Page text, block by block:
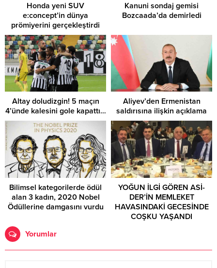
Honda yeni SUV
e:concept’in dünya
prömiyerini gerçekleştirdi
Kanuni sondaj gemisi
Bozcaada’da demirledi
Altay doludizgin! 5 maçın
4’ünde kalesini gole kapattı…
Aliyev’den Ermenistan
saldırısına ilişkin açıklama
Bilimsel kategorilerde ödül
alan 3 kadın, 2020 Nobel
Ödüllerine damgasını vurdu
YOĞUN İLGİ GÖREN ASİ-
DER’İN MEMLEKET
HAVASINDAKİ GECESİNDE
COŞKU YAŞANDI
Yorumlar